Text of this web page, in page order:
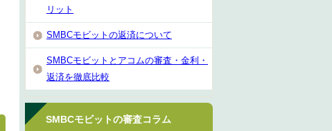
リット
SMBCモビットの返済について
SMBCモビットとアコムの審査・金利・
返済を徹底比較
SMBCモビットの審査コラム